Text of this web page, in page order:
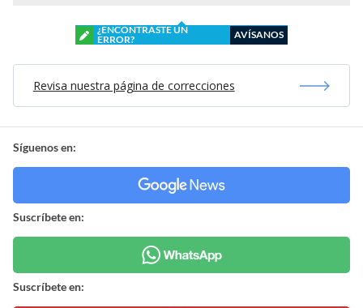
¿ENCONTRASTE UN
ERROR?
AVÍSANOS
Revisa nuestra página de correcciones
Síguenos en:
Suscríbete en:
Suscríbete en: